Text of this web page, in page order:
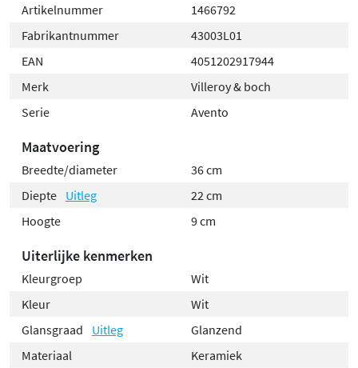
Artikelnummer
1466792
Fabrikantnummer
43003L01
EAN
4051202917944
Merk
Villeroy & boch
Serie
Avento
Maatvoering
Breedte/diameter
36 cm
Diepte Uitleg
22 cm
Hoogte
9 cm
Uiterlijke kenmerken
Kleurgroep
Wit
Kleur
Wit
Glansgraad
Uitleg
Glanzend
Materiaal
Keramiek